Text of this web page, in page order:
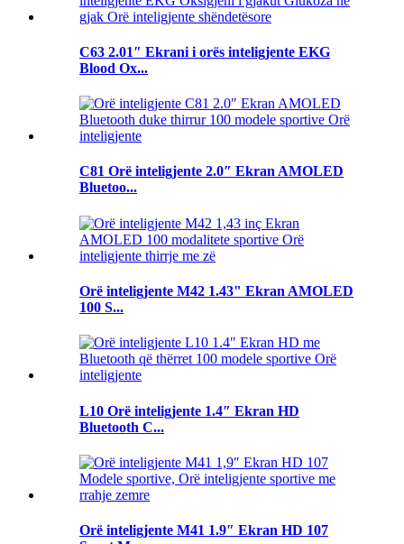
C63 2.01″ Ekrani i orës inteligjente EKG
Blood Ox...
C81 Orë inteligjente 2.0″ Ekran AMOLED
Bluetoo...
Orë inteligjente M42 1.43" Ekran AMOLED
100 S...
L10 Orë inteligjente 1.4″ Ekran HD
Bluetooth C...
Orë inteligjente M41 1.9″ Ekran HD 107